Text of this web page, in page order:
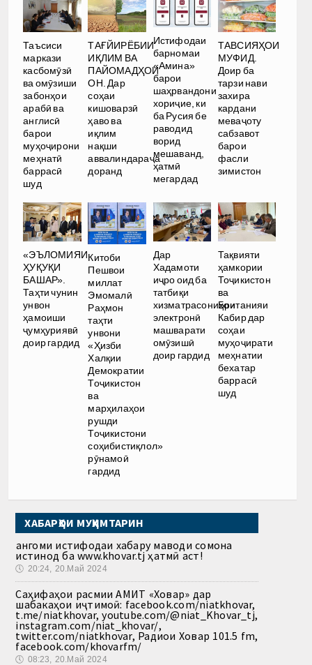
Таъсиси
маркази
касбомӯзӣ
ва омӯзиши
забонҳои
арабӣ ва
англисӣ
барои
муҳоҷирони
меҳнатӣ
баррасӣ
шуд
ТАҒЙИРЁБИИ
ИҚЛИМ ВА
ПАЙОМАДҲОИ
ОН. Дар
соҳаи
кишоварзӣ
ҳаво ва
иқлим
нақши
аввалиндараҷа
доранд
Истифодаи
барномаи
«Амина»
барои
шаҳрвандони
хориҷие, ки
ба Русия бе
раводид
ворид
мешаванд,
ҳатмӣ
мегардад
ТАВСИЯҲОИ
МУФИД.
Доир ба
тарзи нави
захира
кардани
меваҷоту
сабзавот
барои
фасли
зимистон
«ЭЪЛОМИЯИ
ҲУҚУҚИ
БАШАР».
Таҳти чунин
унвон
ҳамоиши
ҷумҳуриявӣ
доир гардид
Китоби
Пешвои
миллат
Эмомалӣ
Раҳмон
таҳти
унвони
«Ҳизби
Халқии
Демократии
Тоҷикистон
ва
марҳилаҳои
рушди
Тоҷикистони
соҳибистиқлол»
рӯнамоӣ
гардид
Дар
Хадамоти
иҷро оид ба
татбиқи
хизматрасониҳои
электронӣ
машварати
омӯзишӣ
доир гардид
Тақвияти
ҳамкории
Тоҷикистон
ва
Британияи
Кабир дар
соҳаи
муҳоҷирати
меҳнатии
бехатар
баррасӣ
шуд
ХАБАРҲОИ МУҲИМТАРИН
Ҳангоми истифодаи хабару маводи сомона
истинод ба www.khovar.tj ҳатмӣ аст!
🕔 20:24, 20.Май 2024
Саҳифаҳои расмии АМИТ «Ховар» дар
шабакаҳои иҷтимоӣ: facebook.com/niatkhovar,
t.me/niatkhovar, youtube.com/@niat_Khovar_tj,
instagram.com/niat_khovar/,
twitter.com/niatkhovar, Радиои Ховар 101.5 fm,
facebook.com/khovarfm/
🕔 08:23, 20.Май 2024